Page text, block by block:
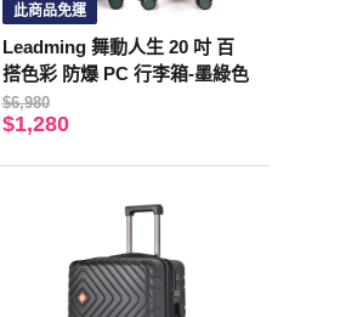
此商品免運
Leadming 舞動人生 20 吋 百
搭色彩 防爆 PC 行李箱-墨綠色
$6,980
$1,280